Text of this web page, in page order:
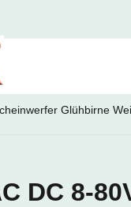
Glühbirne
DC 8-